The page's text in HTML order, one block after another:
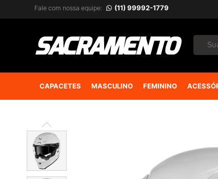
Fale com nossa equipe: (11) 99992-1779
CAPACETES MASCULINO FEMININO